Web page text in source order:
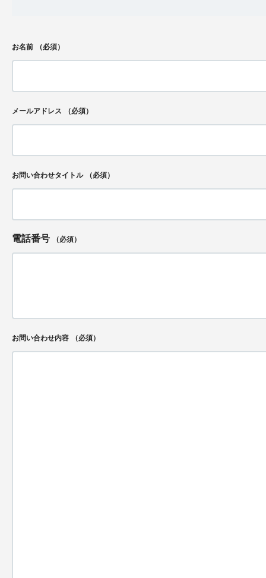
お名前 （必須）
メールアドレス （必須）
お問い合わせタイトル （必須）
電話番号 （必須）
お問い合わせ内容 （必須）